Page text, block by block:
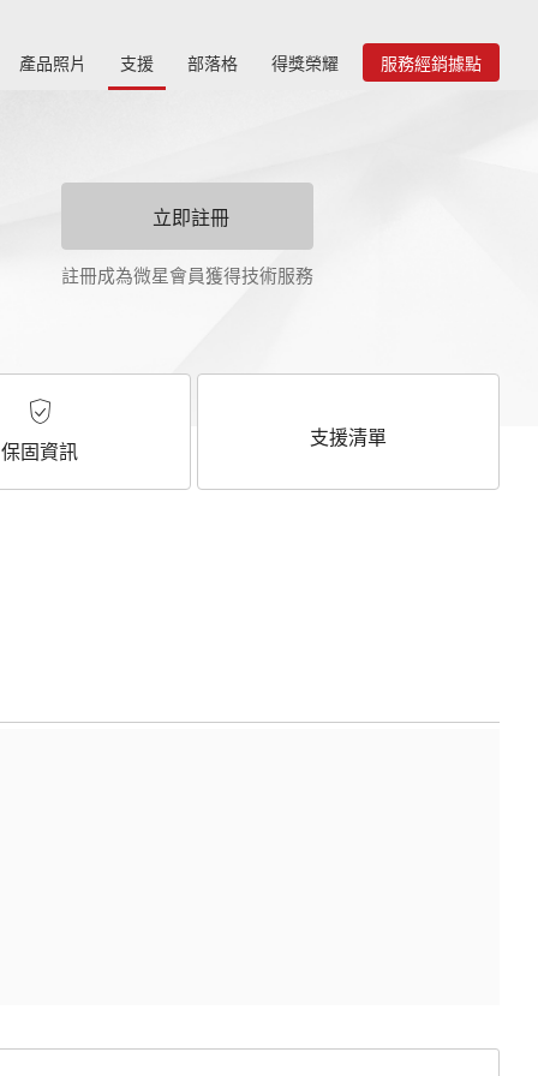
產品照片 支援 部落格 得獎榮耀 服務經銷據點
立即註冊
註冊成為微星會員獲得技術服務
保固資訊
支援清單